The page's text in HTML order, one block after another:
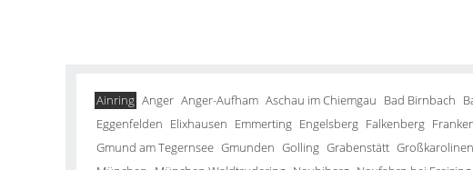
Ainring Anger Anger-Aufham Aschau im Chiemgau Bad Birnbach
Eggenfelden Elixhausen Emmerting Engelsberg Falkenberg
Gmund am Tegernsee Gmunden Golling Grabenstätt